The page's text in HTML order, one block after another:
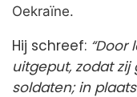
Oekraïne.
Hij schreef:
uitgeput, zodat
soldaten; in